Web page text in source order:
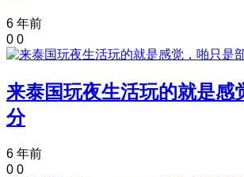
6 年前
0 0
来泰国玩夜生活玩的就是感
分
6 年前
0 0